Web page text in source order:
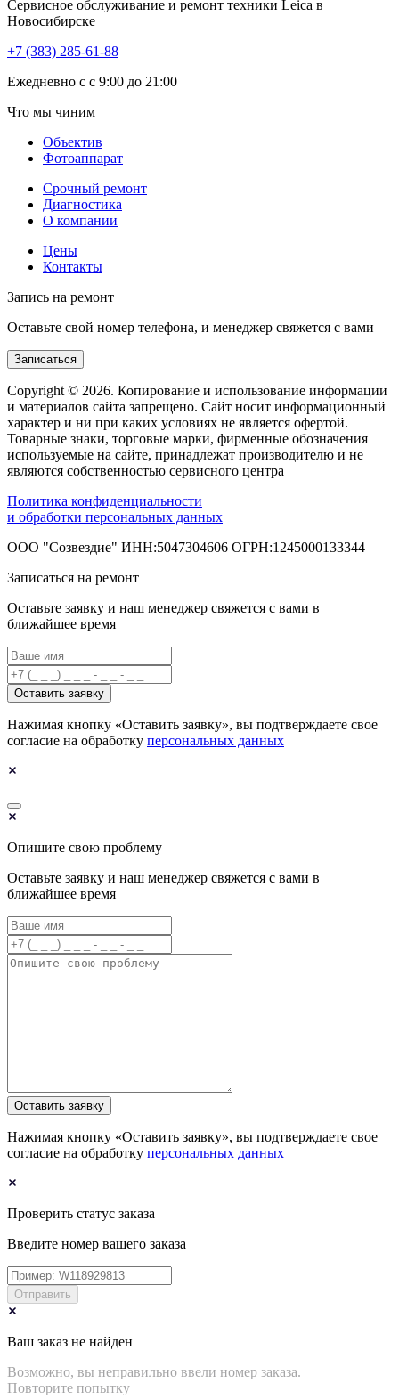
Сервисное обслуживание и ремонт техники Leica в
Новосибирске
+7 (383) 285-61-88
Eжедневно с с 9:00 до 21:00
Что мы чиним
Объектив
Фотоаппарат
Срочный ремонт
Диагностика
О компании
Цены
Контакты
Запись на ремонт
Оставьте свой номер телефона, и менеджер свяжется с вами
Записаться
Copyright © 2026. Копирование и использование информации
и материалов сайта запрещено. Сайт носит информационный
характер и ни при каких условиях не является офертой.
Товарные знаки, торговые марки, фирменные обозначения
используемые на сайте, принадлежат производителю и не
являются собственностью сервисного центра
Политика конфиденциальности
и обработки персональных данных
ООО "Созвездие" ИНН:5047304606 ОГРН:1245000133344
Записаться на ремонт
Оставьте заявку и наш менеджер свяжется с вами в
ближайшее время
Оставить заявку
Нажимая кнопку «Оставить заявку», вы подтверждаете свое
согласие на обработку персональных данных
Опишите свою проблему
Оставьте заявку и наш менеджер свяжется с вами в
ближайшее время
Оставить заявку
Нажимая кнопку «Оставить заявку», вы подтверждаете свое
согласие на обработку персональных данных
Проверить статус заказа
Введите номер вашего заказа
Отправить
Ваш заказ не найден
Возможно, вы неправильно ввели номер заказа.
Повторите попытку